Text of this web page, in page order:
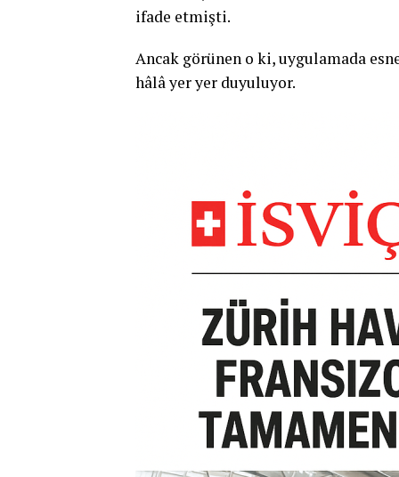
ifade etmişti.
Ancak görünen o ki, uygulamada
hâlâ yer yer duyuluyor.